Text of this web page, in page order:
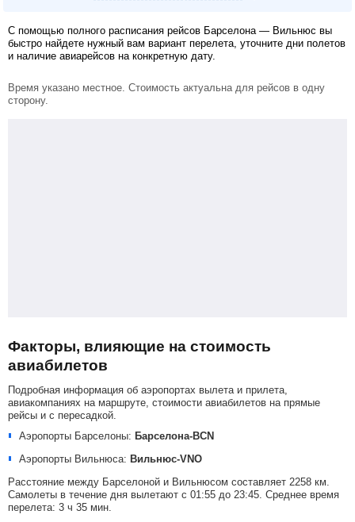
С помощью полного расписания рейсов Барселона — Вильнюс вы
быстро найдете нужный вам вариант перелета, уточните дни полетов
и наличие авиарейсов на конкретную дату.
Время указано местное. Стоимость актуальна для рейсов в одну
сторону.
Факторы, влияющие на стоимость
авиабилетов
Подробная информация об аэропортах вылета и прилета,
авиакомпаниях на маршруте, стоимости авиабилетов на прямые
рейсы и с пересадкой.
Аэропорты Барселоны: Барселона-BCN
Аэропорты Вильнюса: Вильнюс-VNO
Расстояние между Барселоной и Вильнюсом составляет 2258 км.
Самолеты в течение дня вылетают с 01:55 до 23:45. Среднее время
перелета: 3 ч 35 мин.